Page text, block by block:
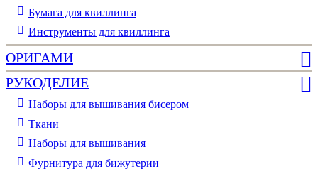
Бумага для квиллинга
Инструменты для квиллинга
ОРИГАМИ
РУКОДЕЛИЕ
Наборы для вышивания бисером
Ткани
Наборы для вышивания
Фурнитура для бижутерии